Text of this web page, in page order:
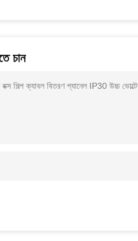
চান
শিল্প ক্যাবল বিতরণ প্যানেল IP30 উচ্চ